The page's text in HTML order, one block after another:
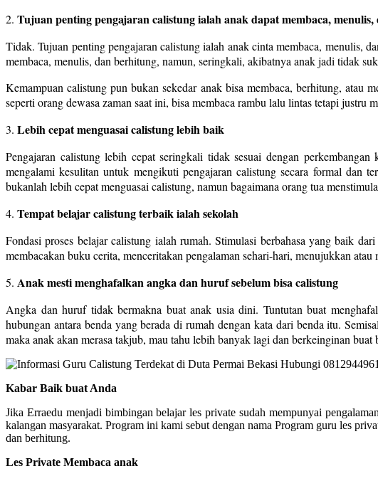
2. Tujuan penting pengajaran calistung ialah anak dapat membaca,
Tidak. Tujuan penting pengajaran calistung ialah anak cinta membaca, menulis,
membaca, menulis, dan berhitung, namun, seringkali, akibatnya anak jadi tidak
Kemampuan calistung pun bukan sekedar anak bisa membaca, berhitung, atau
seperti orang dewasa zaman saat ini, bisa membaca rambu lalu lintas tetapi justru
3. Lebih cepat menguasai calistung lebih baik
Pengajaran calistung lebih cepat seringkali tidak sesuai dengan
mengalami kesulitan untuk mengikuti pengajaran calistung secara formal dan
bukanlah lebih cepat menguasai calistung, namun bagaimana orang tua
4. Tempat belajar calistung terbaik ialah sekolah
Fondasi proses belajar calistung ialah rumah. Stimulasi berbahasa yang baik
membacakan buku cerita, menceritakan pengalaman sehari-hari, menujukkan
5. Anak mesti menghafalkan angka dan huruf sebelum bisa calistung
Angka dan huruf tidak bermakna buat anak usia dini. Tuntutan buat
hubungan antara benda yang berada di rumah dengan kata dari benda itu.
maka anak akan merasa takjub, mau tahu lebih banyak lagi dan berkeinginan buat
Kabar Baik buat Anda
Jika Erraedu menjadi bimbingan belajar les private sudah mempunyai
kalangan masyarakat. Program ini kami sebut dengan nama Program guru les
dan berhitung.
Les Private Membaca anak